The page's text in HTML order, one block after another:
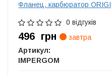
Фланец, карбюратор
0 відгуків
496 грн
завтра
Артикул:
IMPERGOM